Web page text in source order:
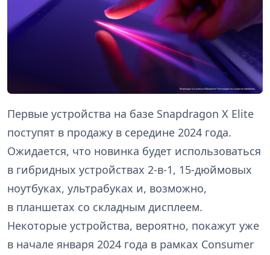
Первые устройства на базе Snapdragon X Elite
поступят в продажу в середине 2024 года.
Ожидается, что новинка будет использоваться
в гибридных устройствах 2-в-1, 15-дюймовых
ноутбуках, ультрабуках и, возможно,
в планшетах со складным дисплеем.
Некоторые устройства, вероятно, покажут уже
в начале января 2024 года в рамках Consumer